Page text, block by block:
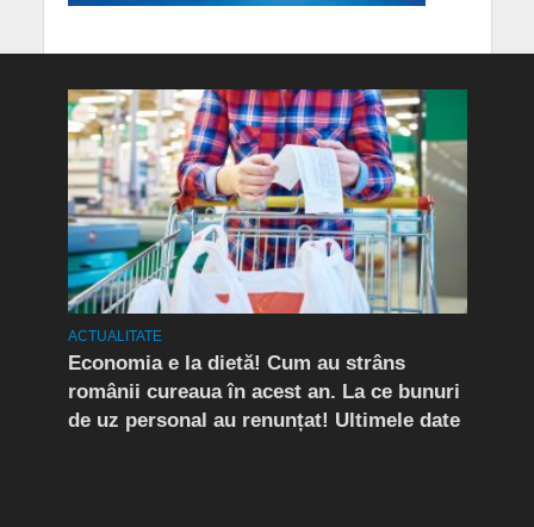
ACTUALITATE
Economia e la dietă! Cum au strâns
românii cureaua în acest an. La ce bunuri
de uz personal au renunțat! Ultimele date